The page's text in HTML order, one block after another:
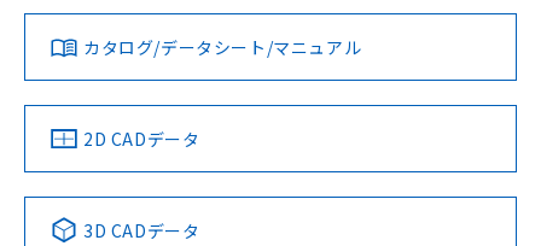
タイムチャート
上、n: 18mm以上
検出領域
ダウンロードデータをご利用いただく前に、以下を必ずお読
みください。
ソフトウェアの使用条件
対応済み
中国 RoHS 注意事項・凡例
LR型式承認
（イギリス
船舶規格）
DNV型式承認
（ノルウェー
BV型式承認
（フランス
KR型式
（韓国
No No No No
カタログ/データシート/マニュアル
2D CADデータ
3D CADデータ